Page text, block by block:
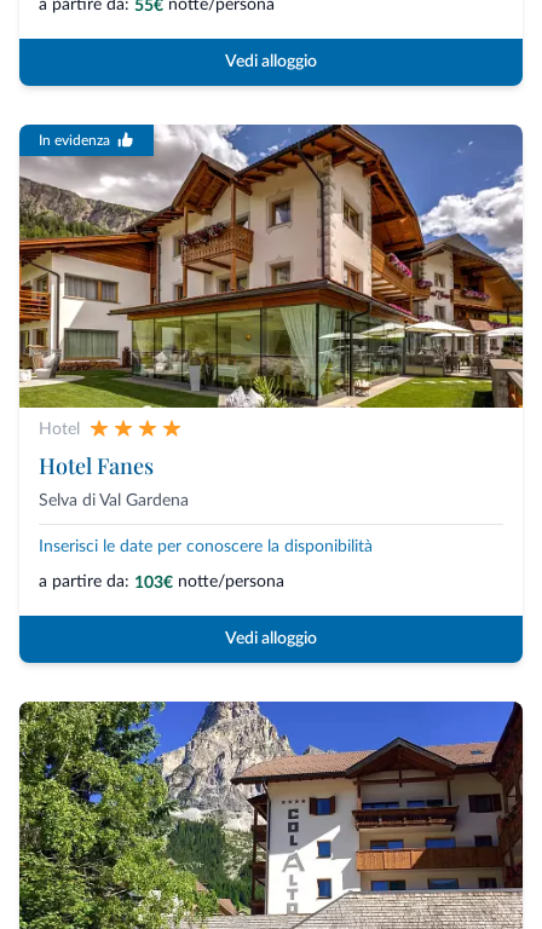
a partire da: 55€ notte/persona
Vedi alloggio
In evidenza
Hotel
Hotel Fanes
Selva di Val Gardena
Inserisci le date per conoscere la disponibilità
a partire da: 103€ notte/persona
Vedi alloggio